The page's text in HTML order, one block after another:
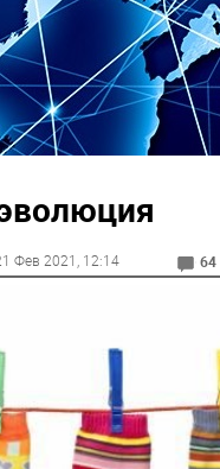
Фев 2021 , 12:14 64